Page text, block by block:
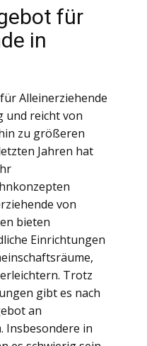
für
in
Alleinerziehende
und reicht von
zu größeren
Jahren hat
von
bieten
Einrichtungen
Trotz
gibt es nach
an
Insbesondere in